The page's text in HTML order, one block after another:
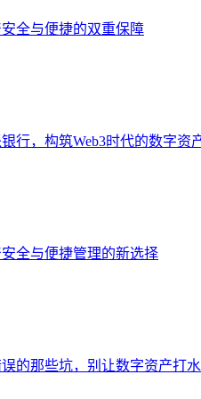
全与便捷的双重保障
行，构筑Web3时代的数字资
全与便捷管理的新选择
的那些坑，别让数字资产打